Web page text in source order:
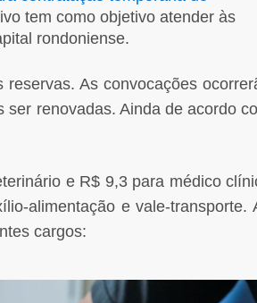
tem como objetivo atender às
rondoniense.
As convocações
renovadas. Ainda de acordo
e R$ 9,3 para médico
alimentação e vale-transporte.
cargos: